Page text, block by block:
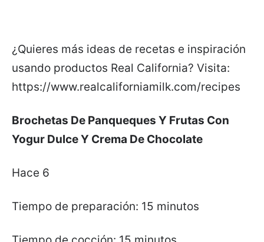
¿Quieres más ideas de recetas e inspiración
usando productos Real California? Visita:
https://www.realcaliforniamilk.com/recipes
Brochetas De Panqueques Y Frutas Con
Yogur Dulce Y Crema De Chocolate
Hace 6
Tiempo de preparación: 15 minutos